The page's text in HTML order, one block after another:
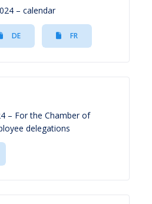
– calendar
DE FR
– For the Chamber of
delegations